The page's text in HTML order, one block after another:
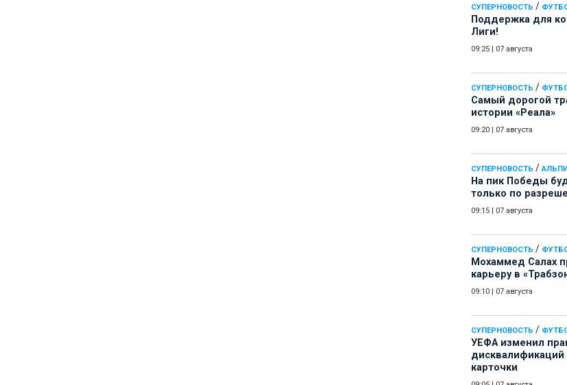
СУПЕРНОВОСТЬ /
Поддержка для
Лиги!
09:25 07 августа
СУПЕРНОВОСТЬ /
Самый дорогой
истории «Реала»
09:20 07 августа
СУПЕРНОВОСТЬ /
На пик Победы
только по
09:15 07 августа
СУПЕРНОВОСТЬ /
Мохаммед Салах
карьеру в
09:10 07 августа
СУПЕРНОВОСТЬ /
УЕФА изменил
карточки